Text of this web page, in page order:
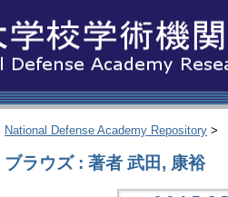
National Defense Academy Repository >
ブラウズ : 著者 武田, 康裕